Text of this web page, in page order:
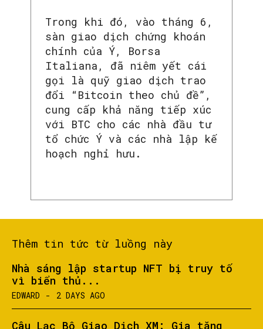
Trong khi đó, vào tháng 6,
sàn giao dịch chứng khoán
chính của Ý, Borsa
Italiana, đã niêm yết cái
gọi là quỹ giao dịch trao
đổi “Bitcoin theo chủ đề”,
cung cấp khả năng tiếp xúc
với BTC cho các nhà đầu tư
tổ chức Ý và các nhà lập kế
hoạch nghỉ hưu.
Thêm tin tức từ luồng này
Nhà sáng lập startup NFT bị truy tố
vì biển thủ...
EDWARD - 2 DAYS AGO
Câu Lạc Bộ Giao Dịch XM: Gia tăng